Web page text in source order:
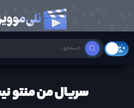
سریال من منتو